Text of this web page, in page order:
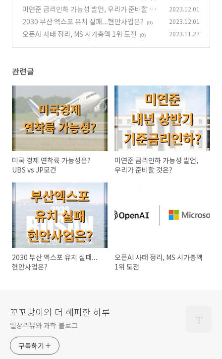
미연준 금리인하 가능성 발언, 우리가 준비할 것
은? (1)
2023.12.01
2030 부산 엑스포 유치 실패...현안사업은? (0) 2023.12.01
오픈AI 사태 정리, MS 시가총액 1위 도전 (0) 2023.11.27
관련글
미국 경제 연착륙 가능성은?
UBS vs JP모건
미연준 금리인하 가능성 발언,
우리가 준비할 것은?
2030 부산 엑스포 유치 실패...
현안사업은?
오픈AI 사태 정리, MS 시가총액
1위 도전
꼬꼬망이의 더 해피한 하루
일상리뷰와 과학 블로그
구독하기